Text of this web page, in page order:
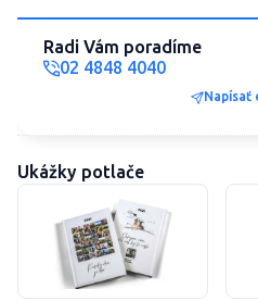
Radi Vám poradíme
02 4848 4040
Napísať
Ukážky potlače